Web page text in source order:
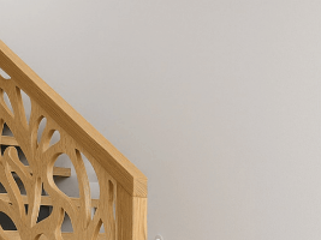
ЗD ПРОЕКТ
Лестница на
металлокаркасе